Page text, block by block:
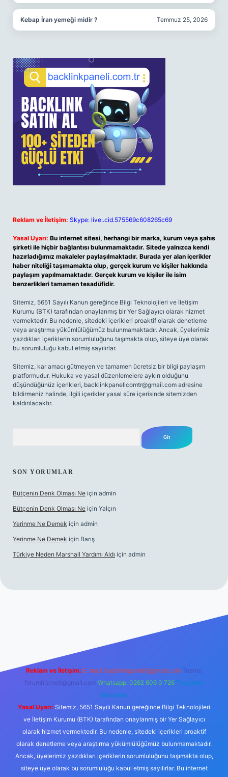
Kebap İran yemeği midir ? Temmuz 25, 2026
Reklam ve İletişim: Skype: live:.cid.575569c608265c69
Yasal Uyarı: Bu internet sitesi, herhangi bir marka, kurum veya şahıs
şirketi ile hiçbir bağlantısı bulunmamaktadır. Sitede yalnızca kendi
hazırladığımız makaleler paylaşılmaktadır. Burada yer alan içerikler
haber niteliği taşımamakta olup, gerçek kurum ve kişiler hakkında
paylaşım yapılmamaktadır. Gerçek kurum ve kişiler ile isim
benzerlikleri tamamen tesadüfidir.
Sitemiz, 5651 Sayılı Kanun gereğince Bilgi Teknolojileri ve İletişim
Kurumu (BTK) tarafından onaylanmış bir Yer Sağlayıcı olarak hizmet
vermektedir. Bu nedenle, sitedeki içerikleri proaktif olarak denetleme
veya araştırma yükümlülüğümüz bulunmamaktadır. Ancak, üyelerimiz
yazdıkları içeriklerin sorumluluğunu taşımakta olup, siteye üye olarak
bu sorumluluğu kabul etmiş sayılırlar.
Sitemiz, kar amacı gütmeyen ve tamamen ücretsiz bir bilgi paylaşım
platformudur. Hukuka ve yasal düzenlemelere aykırı olduğunu
düşündüğünüz içerikleri, backlinkpanelicomtr@gmail.com adresine
bildirmeniz halinde, ilgili içerikler yasal süre içerisinde sitemizden
kaldırılacaktır.
SON YORUMLAR
Bütçenin Denk Olması Ne için admin
Bütçenin Denk Olması Ne için Yalçın
Yerinme Ne Demek için admin
Yerinme Ne Demek için Barış
Türkiye Neden Marshall Yardımı Aldı için admin
hiltonbet yeni giriş
Reklam ve İletişim: E-mail: backlinkpaneli@gmail.com Teams:
forumhizmeti@gmail.com Whatsapp: 0262 606 0 726 Telegram:
@karabul
Yasal Uyarı: Sitemiz, 5651 Sayılı Kanun gereğince Bilgi Teknolojileri
ve İletişim Kurumu (BTK) tarafından onaylanmış bir Yer Sağlayıcı
olarak hizmet vermektedir. Bu nedenle, sitedeki içerikleri proaktif
olarak denetleme veya araştırma yükümlülüğümüz bulunmamaktadır.
Ancak, üyelerimiz yazdıkları içeriklerin sorumluluğunu taşımakta olup,
siteye üye olarak bu sorumluluğu kabul etmiş sayılırlar. Bu internet